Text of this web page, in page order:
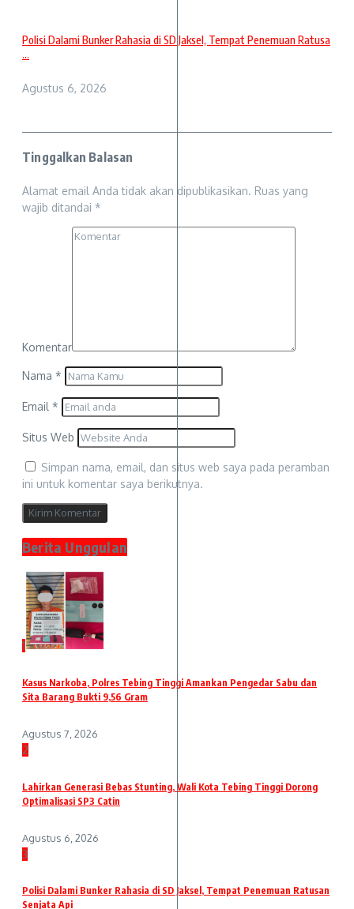
Polisi Dalami Bunker Rahasia di SD Jaksel, Tempat Penemuan Ratusa
...
Agustus 6, 2026
Tinggalkan Balasan
Alamat email Anda tidak akan dipublikasikan. Ruas yang
wajib ditandai *
Komentar
Nama *
Email *
Situs Web
Simpan nama, email, dan situs web saya pada peramban
ini untuk komentar saya berikutnya.
Berita Unggulan
1
Kasus Narkoba, Polres Tebing Tinggi Amankan Pengedar Sabu dan
Sita Barang Bukti 9,56 Gram
Agustus 7, 2026
2
Lahirkan Generasi Bebas Stunting, Wali Kota Tebing Tinggi Dorong
Optimalisasi SP3 Catin
Agustus 6, 2026
3
Polisi Dalami Bunker Rahasia di SD Jaksel, Tempat Penemuan Ratusan
Senjata Api